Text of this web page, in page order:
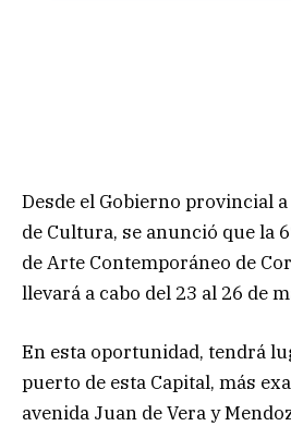
Desde el Gobierno provincial
de Cultura, se anunció que la
de Arte Contemporáneo de
llevará a cabo del 23 al 26 de
En esta oportunidad, tendrá
puerto de esta Capital, más
avenida Juan de Vera y